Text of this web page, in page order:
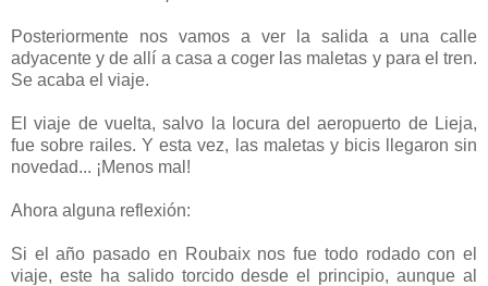
Posteriormente nos vamos a ver la salida a una calle
adyacente y de allí a casa a coger las maletas y para el tren.
Se acaba el viaje.
El viaje de vuelta, salvo la locura del aeropuerto de Lieja,
fue sobre railes. Y esta vez, las maletas y bicis llegaron sin
novedad... ¡Menos mal!
Ahora alguna reflexión:
Si el año pasado en Roubaix nos fue todo rodado con el
viaje, este ha salido torcido desde el principio, aunque al